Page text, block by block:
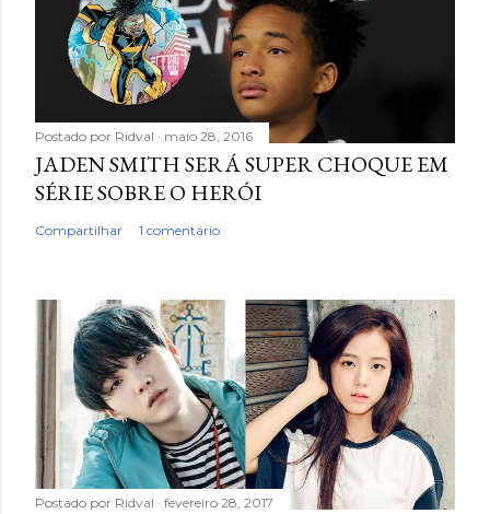
Postado por Ridval maio 28, 2016
JADEN SMITH SERÁ SUPER CHOQUE EM
SÉRIE SOBRE O HERÓI
Compartilhar 1 comentário
Postado por Ridval fevereiro 28, 2017